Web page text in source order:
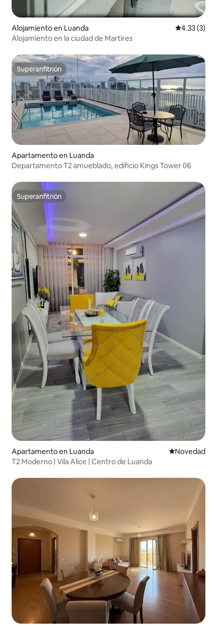
Alojamiento en Luanda Calificación
4.33 (3)
Alojamiento en la ciudad de Martires
Superanfitrión
Superanfitrión
Apartamento en Luanda
Departamento T2 amueblado, edificio Kings Tower 06
Superanfitrión
Superanfitrión
Apartamento en Luanda Lugar para
Novedad
T2 Moderno | Vila Alice | Centro de Luanda